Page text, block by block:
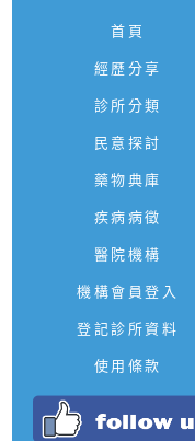
首頁
經歷分享
診所分類
民意探討
藥物典庫
疾病病徵
醫院機構
機構會員登入
登記診所資料
使用條款